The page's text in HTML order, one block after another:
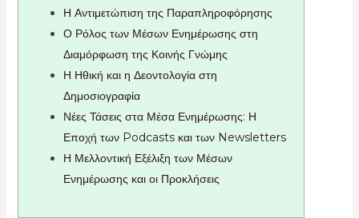
Η Αντιμετώπιση της Παραπληροφόρησης
Ο Ρόλος των Μέσων Ενημέρωσης στη
Διαμόρφωση της Κοινής Γνώμης
Η Ηθική και η Δεοντολογία στη
Δημοσιογραφία
Νέες Τάσεις στα Μέσα Ενημέρωσης: Η
Εποχή των Podcasts και των Newsletters
Η Μελλοντική Εξέλιξη των Μέσων
Ενημέρωσης και οι Προκλήσεις